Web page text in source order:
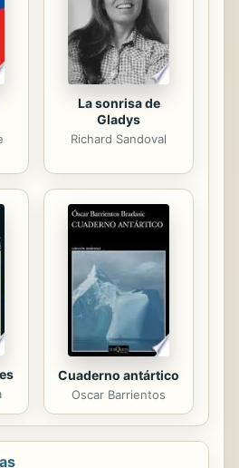
conferencias sazonadas de
para que la gente
buen rato...
La sonrisa de
Gladys
Richard Sandoval
Cuaderno antártico
Oscar Barrientos